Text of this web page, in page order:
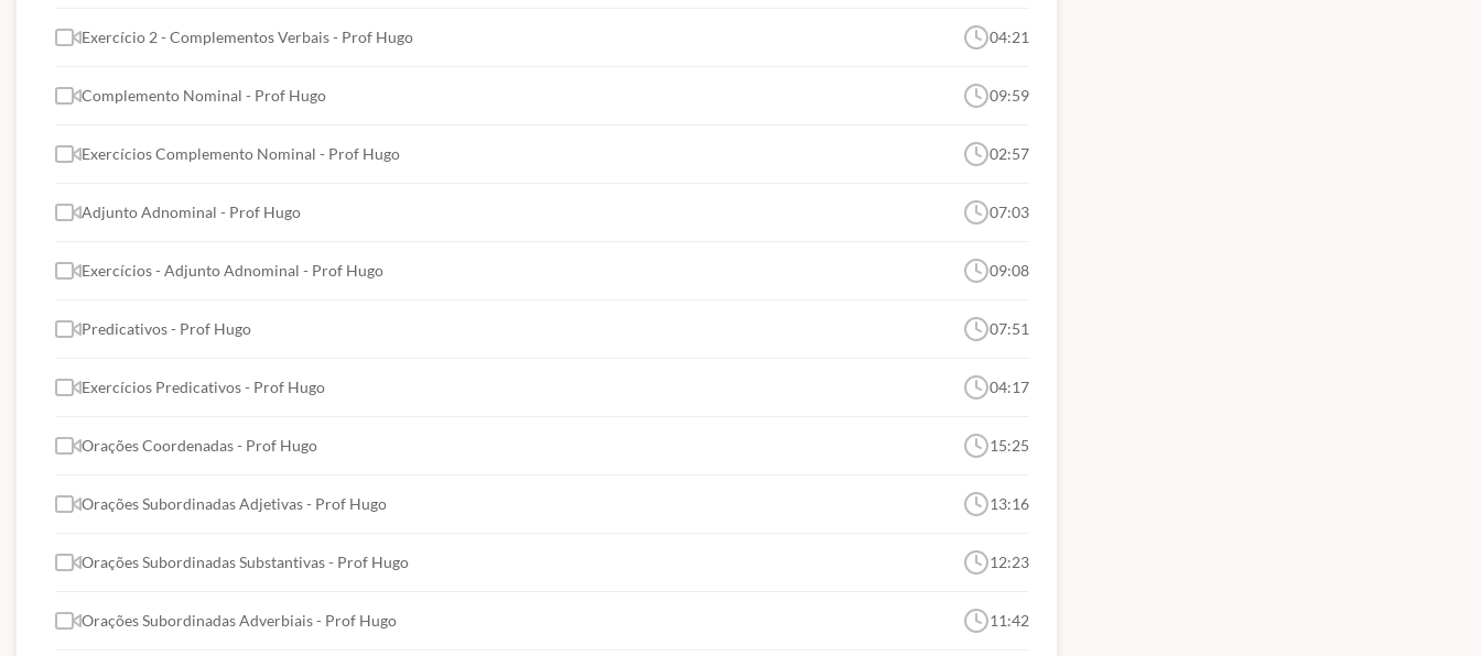
Exercício 2 - Complementos Verbais - Prof Hugo 04:21
Complemento Nominal - Prof Hugo 09:59
Exercícios Complemento Nominal - Prof Hugo 02:57
Adjunto Adnominal - Prof Hugo 07:03
Exercícios - Adjunto Adnominal - Prof Hugo 09:08
Predicativos - Prof Hugo 07:51
Exercícios Predicativos - Prof Hugo 04:17
Orações Coordenadas - Prof Hugo 15:25
Orações Subordinadas Adjetivas - Prof Hugo 13:16
Orações Subordinadas Substantivas - Prof Hugo 12:23
Orações Subordinadas Adverbiais - Prof Hugo 11:42